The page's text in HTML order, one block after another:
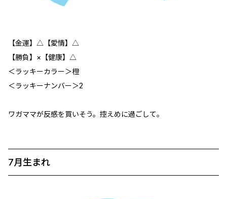
【金運】△【愛情】△
【勝負】×【健康】△
＜ラッキーカラー＞橙
＜ラッキーナンバー＞2
ワガママが反感を買いそう。控えめに過ごして。
7月生まれ